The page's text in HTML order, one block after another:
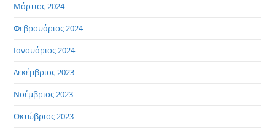
Μάρτιος 2024
Φεβρουάριος 2024
Ιανουάριος 2024
Δεκέμβριος 2023
Νοέμβριος 2023
Οκτώβριος 2023